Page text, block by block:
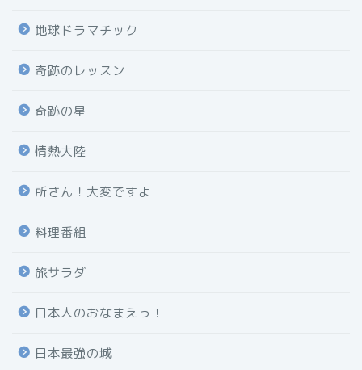
地球ドラマチック
奇跡のレッスン
奇跡の星
情熱大陸
所さん！大変ですよ
料理番組
旅サラダ
日本人のおなまえっ！
日本最強の城